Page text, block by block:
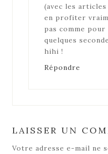
(avec les
en profiter
pas comme pour
quelques
hihi !
Répondre
LAISSER UN
Votre adresse e-mail ne